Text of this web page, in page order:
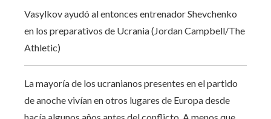
Vasylkov ayudó al entonces entrenador Shevchenko
en los preparativos de Ucrania (Jordan Campbell/The
Athletic)
La mayoría de los ucranianos presentes en el partido
de anoche vivían en otros lugares de Europa desde